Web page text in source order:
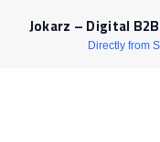
Jokarz – Digital
Directly from